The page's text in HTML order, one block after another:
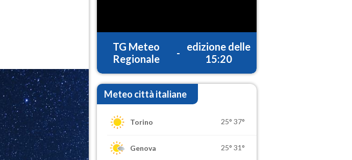
TG Meteo
Regionale
-
edizione delle
15:20
Meteo città italiane
Torino 25° 37°
Genova 25° 31°